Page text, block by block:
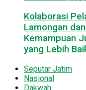
Kolaborasi
Lamongan
Kemampuan
yang Lebih
Seputar Jatim
Nasional
Dakwah